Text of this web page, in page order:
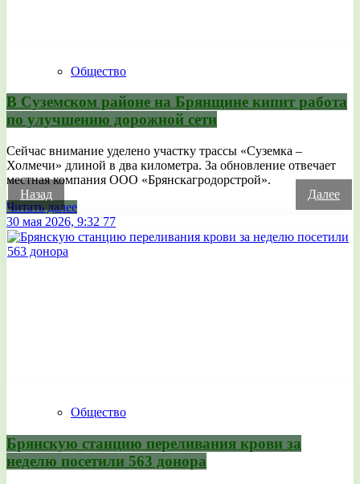
Общество
В Суземском районе на Брянщине кипит работа
по улучшению дорожной сети
Сейчас внимание уделено участку трассы «Суземка –
Холмечи» длиной в два километра. За обновление отвечает
местная компания ООО «Брянскагродорстрой».
Читать далее
30 мая 2026, 9:32 77
Общество
Брянскую станцию переливания крови за
неделю посетили 563 донора
Назад Далее